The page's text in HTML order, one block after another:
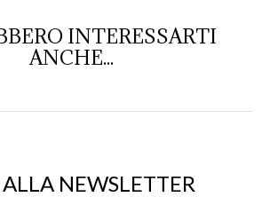
INTERESSARTI
ANCHE...
NEWSLETTER